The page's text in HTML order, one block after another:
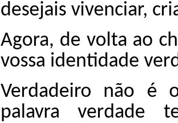
desejais vivenciar,
Agora, de volta ao
vossa identidade
Verdadeiro não é
palavra verdade